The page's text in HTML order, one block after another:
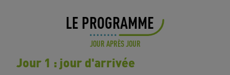
LE PROGRAMME
JOUR APRÈS JOUR
Jour 1 : jour d'arrivée